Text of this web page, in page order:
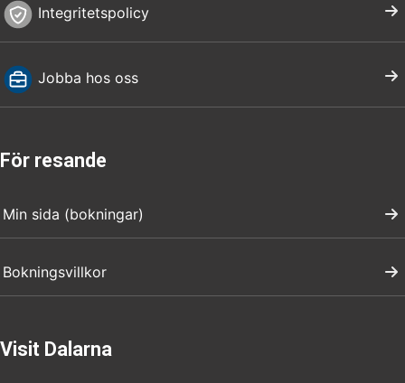
Integritetspolicy
Jobba hos oss
För resande
Min sida (bokningar)
Bokningsvillkor
Visit Dalarna